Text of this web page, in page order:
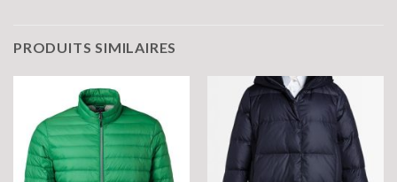
PRODUITS SIMILAIRES